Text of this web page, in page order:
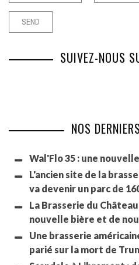
SUIVEZ-NOUS
NOS
Wal'Flo 35 : une
L'ancien site de la
va devenir un parc de
La Brasserie du
nouvelle bière et de
Une brasserie
parié sur la mort de